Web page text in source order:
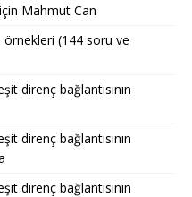
Mahmut Can
(144 soru ve
direnç bağlantısının
direnç bağlantısının
direnç bağlantısının